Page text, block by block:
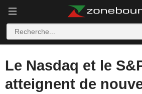
Le Nasdaq et le
atteignent de